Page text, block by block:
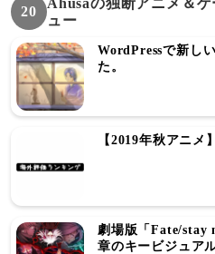
20
Ahusaの独断アニメ＆ゲ
ュー
WordPressで新し
た。
【2019年秋アニ
劇場版「Fate/stay
章のキービジュア